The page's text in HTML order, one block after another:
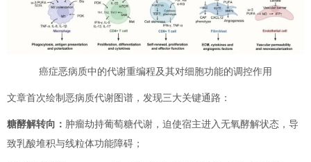
癌症恶病质中的代谢重编程及其对细胞功能的调控作用
文章首次绘制恶病质代谢图谱，发现三大关键通路：
糖酵解转向： 肿瘤劫持葡萄糖代谢，迫使宿主进入无氧酵解状态，导
致乳酸堆积与线粒体功能障碍；